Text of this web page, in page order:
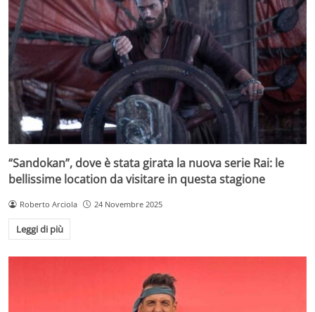
“Sandokan”, dove è stata girata la nuova serie Rai: le
bellissime location da visitare in questa stagione
Roberto Arciola 24 Novembre 2025
Leggi di più